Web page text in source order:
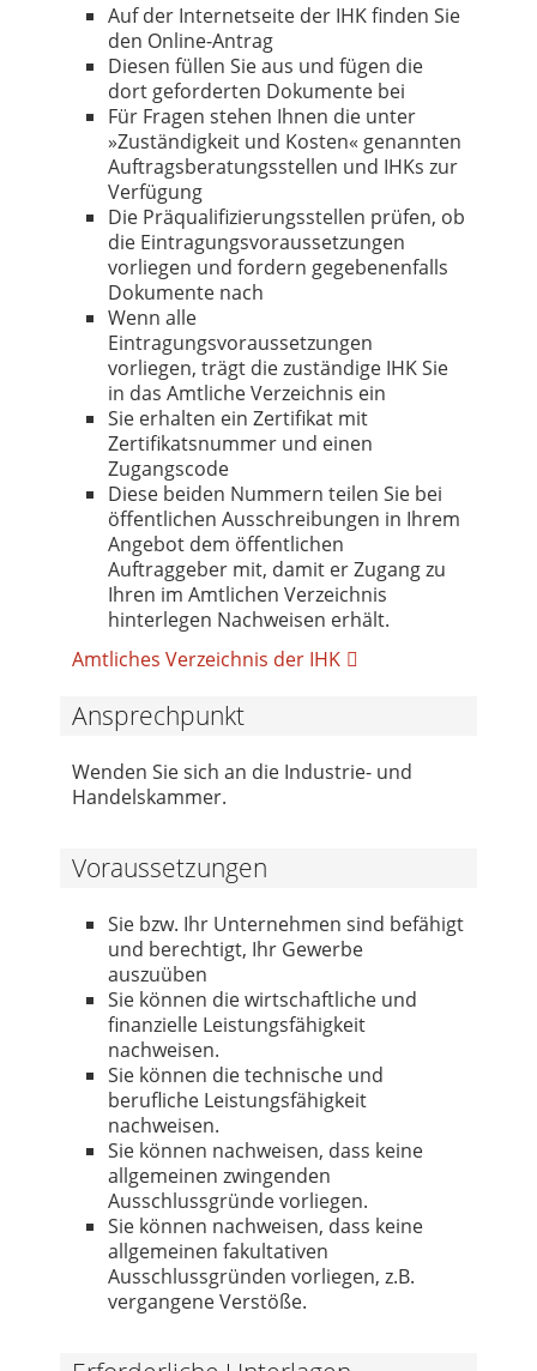
Auf der Internetseite der IHK finden Sie
den Online-Antrag
Diesen füllen Sie aus und fügen die
dort geforderten Dokumente bei
Für Fragen stehen Ihnen die unter
»Zuständigkeit und Kosten« genannten
Auftragsberatungsstellen und IHKs zur
Verfügung
Die Präqualifizierungsstellen prüfen, ob
die Eintragungsvoraussetzungen
vorliegen und fordern gegebenenfalls
Dokumente nach
Wenn alle
Eintragungsvoraussetzungen
vorliegen, trägt die zuständige IHK Sie
in das Amtliche Verzeichnis ein
Sie erhalten ein Zertifikat mit
Zertifikatsnummer und einen
Zugangscode
Diese beiden Nummern teilen Sie bei
öffentlichen Ausschreibungen in Ihrem
Angebot dem öffentlichen
Auftraggeber mit, damit er Zugang zu
Ihren im Amtlichen Verzeichnis
hinterlegen Nachweisen erhält.
Amtliches Verzeichnis der IHK
Ansprechpunkt
Wenden Sie sich an die Industrie- und
Handelskammer.
Voraussetzungen
Sie bzw. Ihr Unternehmen sind befähigt
und berechtigt, Ihr Gewerbe
auszuüben
Sie können die wirtschaftliche und
finanzielle Leistungsfähigkeit
nachweisen.
Sie können die technische und
berufliche Leistungsfähigkeit
nachweisen.
Sie können nachweisen, dass keine
allgemeinen zwingenden
Ausschlussgründe vorliegen.
Sie können nachweisen, dass keine
allgemeinen fakultativen
Ausschlussgründen vorliegen, z.B.
vergangene Verstöße.